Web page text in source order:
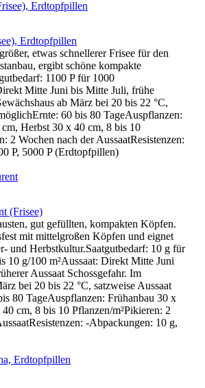
Erdtopfpillen
etwas schnellerer Frisee für den
ergibt schöne kompakte
1100 P für 1000
Mitte Juni bis Mitte Juli, frühe
ab März bei 20 bis 22 °C,
60 bis 80 TageAuspflanzen:
Herbst 30 x 40 cm, 8 bis 10
2 Wochen nach der AussaatResistenzen:
P, 5000 P (Erdtopfpillen)
(Frisee)
gut gefüllten, kompakten Köpfen.
mit mittelgroßen Köpfen und eignet
und Herbstkultur.Saatgutbedarf: 10 g für
10 g/100 m²Aussaat: Direkt Mitte Juni
Aussaat Schossgefahr. Im
bei 20 bis 22 °C, satzweise Aussaat
80 TageAuspflanzen: Frühanbau 30 x
cm, 8 bis 10 Pflanzen/m²Pikieren: 2
-Abpackungen: 10 g,